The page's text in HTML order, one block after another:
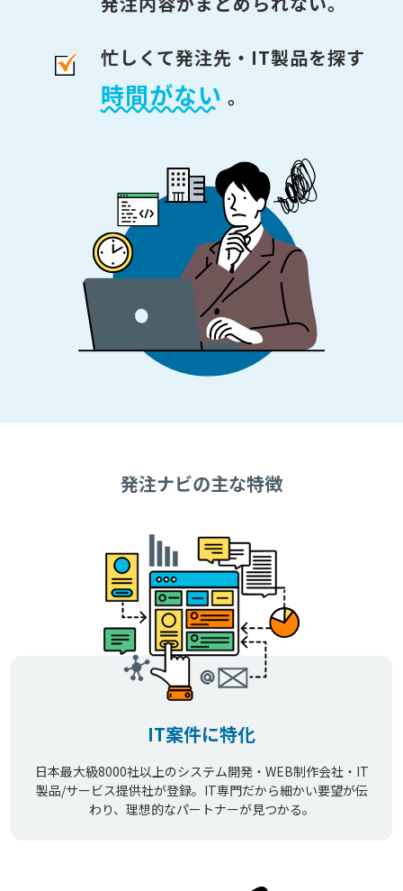
忙しくて発注先・IT製品を探す
時間がない 。
発注ナビの主な特徴
IT案件に特化
日本最大級8000社以上のシステム開発・WEB制作会社・IT
製品/サービス提供社が登録。IT専門だから細かい要望が伝
わり、理想的なパートナーが見つかる。